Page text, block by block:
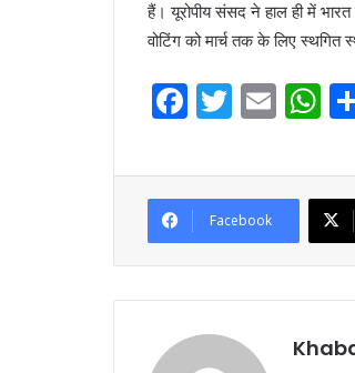
हैं। यूरोपीय संसद ने हाल ही में
वोटिंग को मार्च तक के लिए स्थगित
F
c
e
b
o
o
k
T
itt
er
E
ai
l
W
at
s
A
p
p
Facebook